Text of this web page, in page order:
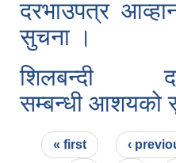
दरभाउपत्र
सुचना ।
शिलबन्दी
सम्बन्धी आशयको
Pages
« first ‹